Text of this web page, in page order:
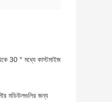
30 ° মধ্যে কাস্টমাইজ
মডিউলগুলির জন্য